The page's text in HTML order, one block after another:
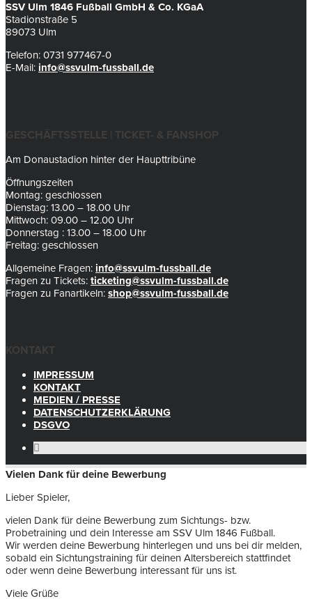
SSV Ulm 1846 Fußball GmbH & Co. KGaA
Stadionstraße 5
89073 Ulm
Telefon: 0731 977467-0
E-Mail: info@ssvulm-fussball.de
GESCHÄFTSSTELLE | TICKET- & FANSHOP
Am Donaustadion hinter der Haupttribüne
Öffnungszeiten
Montag: geschlossen
Dienstag: 13.00 – 18.00 Uhr
Mittwoch: 09.00 – 12.00 Uhr
Donnerstag : 13.00 – 18.00 Uhr
Freitag: geschlossen
Allgemeine Fragen: info@ssvulm-fussball.de
Fragen zu Tickets: ticketing@ssvulm-fussball.de
Fragen zu Fanartikeln: shop@ssvulm-fussball.de
KONTAKT
IMPRESSUM
KONTAKT
MEDIEN / PRESSE
DATENSCHUTZERKLÄRUNG
DSGVO
Vielen Dank für deine Bewerbung
Lieber Spieler,
vielen Dank für deine Bewerbung zum Sichtungs- bzw.
Probetraining und dein Interesse am SSV Ulm 1846 Fußball.
Wir werden deine Bewerbung hinterlegen und uns bei dir melden,
sobald ein Sichtungstraining für deinen Altersbereich stattfindet
oder wenn deine Bewerbung interessant für uns ist.
Viele Grüße